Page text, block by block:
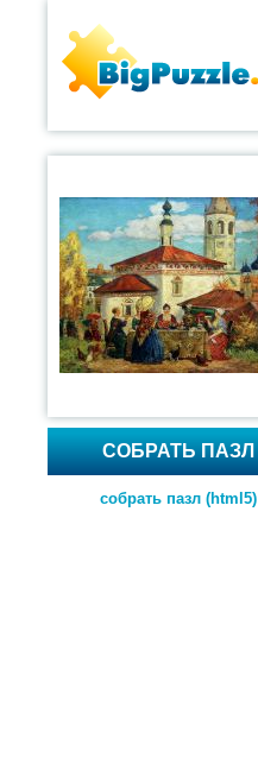
СОБРАТЬ ПАЗЛ
собрать пазл (html5)